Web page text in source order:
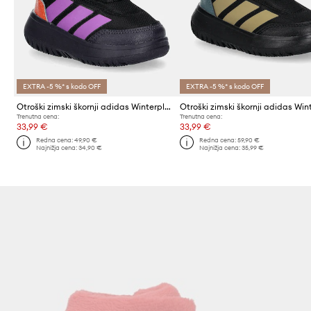
EXTRA -5 %* s kodo OFF
Otroški zimski škornji adidas Winterplay
Trenutna cena:
33,99 €
Redna cena:49,90 €
Najnižja cena:34,90 €
EXTRA -5 %* s kodo OFF
Trenutna cena:
33,99 €
Redna cena: 59,90 €
Najnižja cena: 35,99 €